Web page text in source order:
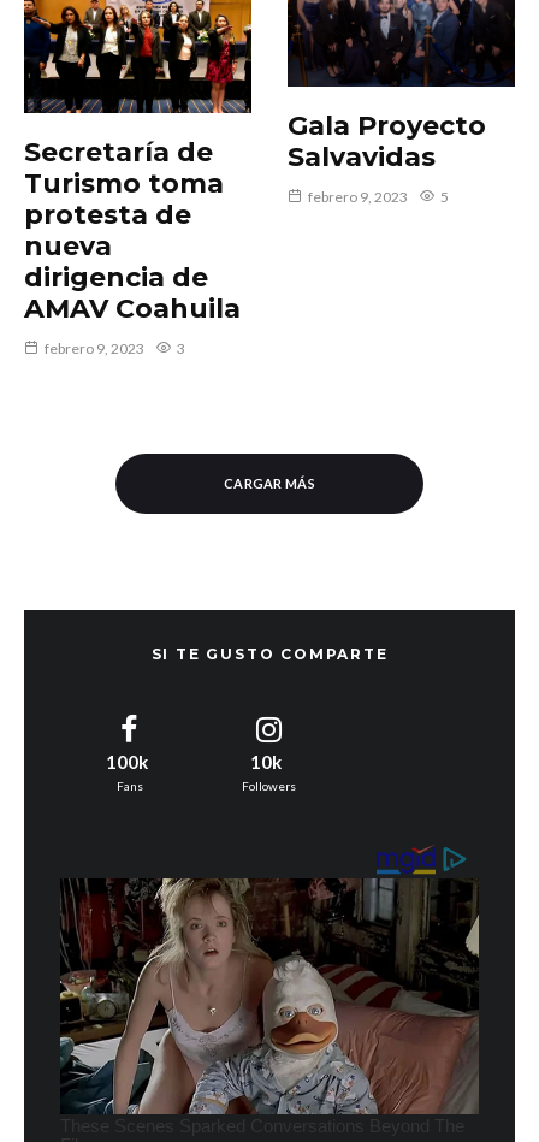
Secretaría de
Turismo toma
protesta de
nueva
dirigencia de
AMAV Coahuila
febrero 9, 2023 3
Gala Proyecto
Salvavidas
febrero 9, 2023 5
CARGAR MÁS
SI TE GUSTO COMPARTE
100k
Fans
10k
Followers